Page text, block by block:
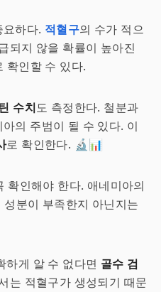
요하다. 적혈구의 수가 적으
되지 않을 확률이 높아진
확인할 수 있다.
수치도 측정한다. 철분과
의 주범이 될 수 있다. 이
로 확인한다. 🔬📊
확인해야 한다. 애네미아의
분이 부족한지 아닌지는
하게 알 수 없다면 골수 검
는 적혈구가 생성되기 때문